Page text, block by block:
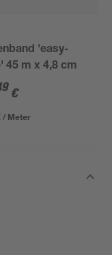
'easy-
45 m x 4,8 cm
€
/ Meter